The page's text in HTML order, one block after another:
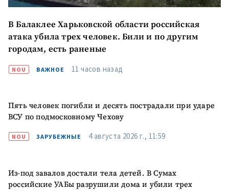
В Балаклее Харьковской области российская
атака убила трех человек. Били и по другим
городам, есть раненые
NOU ВАЖНОЕ 11 часов назад
Пять человек погибли и десять пострадали при ударе
ВСУ по подмосковному Чехову
NOU ЗАРУБЕЖНЫЕ 4 августа 2026 г., 11:59
Из-под завалов достали тела детей. В Сумах
российские УАБы разрушили дома и убили трех
МОЯ НОВОСТЬ
Фотография
+ Загрузить